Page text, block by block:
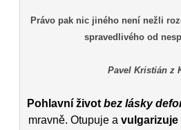
Právo pak nic jiného není nežli
spravedlivého od
Pavel Kristián z
Pohlavní život bez lásky
mravně. Otupuje avulgarizuje